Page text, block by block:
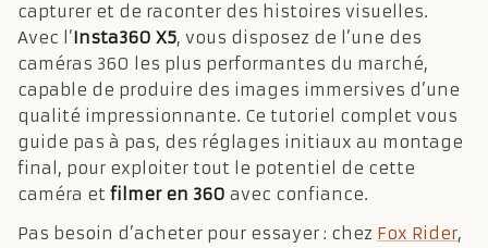
capturer et de raconter des histoires visuelles.
Avec l’Insta360 X5, vous disposez de l’une des
caméras 360 les plus performantes du marché,
capable de produire des images immersives d’une
qualité impressionnante. Ce tutoriel complet vous
guide pas à pas, des réglages initiaux au montage
final, pour exploiter tout le potentiel de cette
caméra et filmer en 360 avec confiance.
Pas besoin d’acheter pour essayer : chez Fox Rider,